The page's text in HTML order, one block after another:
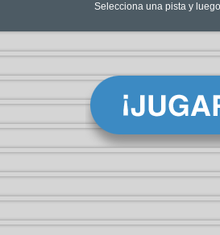
Selecciona una pista y